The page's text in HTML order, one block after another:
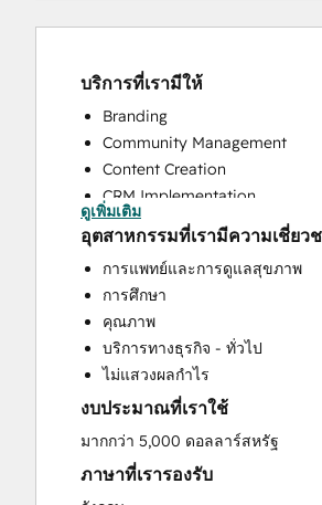
บริการที่เรามีให้
Branding
Community Management
Content Creation
CRM Implementation
CRM Migration
Customer Marketing
Customer Success Training
Customer Support Training
Customer Survey and Analysis
Email Marketing
Full Inbound Marketing
Help Desk Implementation
Knowledge Base Development
Paid Advertising
Sales and Marketing Alignment
ดูเพิ่มเติม
อุตสาหกรรมที่เรามีความเชี่ยว
การแพทย์และการดูแลสุขภาพ
การศึกษา
คุณภาพ
บริการทางธุรกิจ - ทั่วไป
ไม่แสวงผลกำไร
งบประมาณที่เราใช้
มากกว่า 5,000 ดอลลาร์สหรัฐ
ภาษาที่เรารองรับ